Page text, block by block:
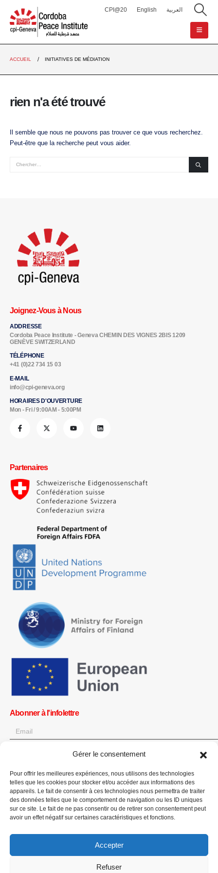
Gérer le consentement
Pour offrir les meilleures expériences, nous utilisons des technologies
telles que les cookies pour stocker et/ou accéder aux informations des
appareils. Le fait de consentir à ces technologies nous permettra de traiter
des données telles que le comportement de navigation ou les ID uniques
sur ce site. Le fait de ne pas consentir ou de retirer son consentement peut
avoir un effet négatif sur certaines caractéristiques et fonctions.
Accepter
Refuser
CPI@20 English العربية
ACCUEIL INITIATIVES DE MÉDIATION
rien n'a été trouvé
Il semble que nous ne pouvons pas trouver ce que vous recherchez.
Peut-être que la recherche peut vous aider.
Joignez-Vous à Nous
ADDRESSE
Cordoba Peace Institute - Geneva CHEMIN DES VIGNES 2BIS 1209
GENÈVE SWITZERLAND
TÉLÉPHONE
+41 (0)22 734 15 03
E-MAIL
info@cpi-geneva.org
HORAIRES D'OUVERTURE
Mon - Fri / 9:00AM - 5:00PM
Partenaires
Abonner à l'infolettre
Obtenez toutes les dernières informations sur les actualités, les
événements et les mises à jour. Inscrivez-vous à l'infolettre.
Faites un don